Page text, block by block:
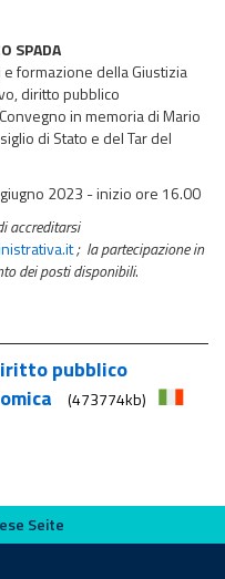
SPADA
formazione della Giustizia
diritto pubblico
in memoria di Mario
di Stato e del Tar del
2023 - inizio ore 16.00
accreditarsi
; la partecipazione in
dei posti disponibili.
pubblico
(473774kb)
Seite